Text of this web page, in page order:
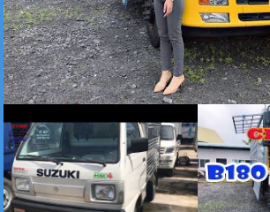
Xe tải Foton 990kg
Xe tải Foton 990kg